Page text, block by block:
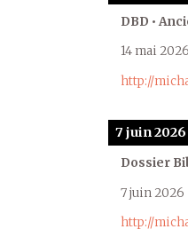
DBD •
14 mai 2026
http://
7 juin 2026
Dossier
7 juin 2026
http://